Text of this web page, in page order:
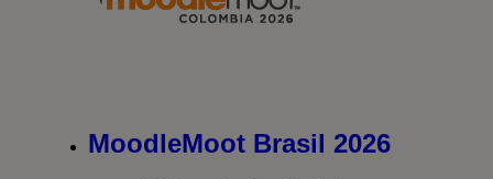
MoodleMoot Brasil 2026